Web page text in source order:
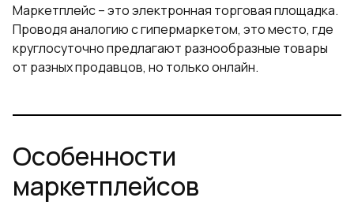
Маркетплейс – это электронная торговая площадка.
Проводя аналогию с гипермаркетом, это место, где
круглосуточно предлагают разнообразные товары
от разных продавцов, но только онлайн.
Особенности
маркетплейсов